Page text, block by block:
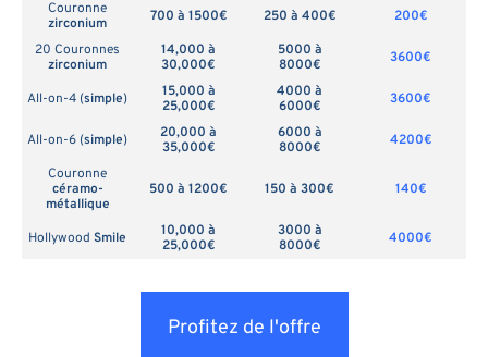
Couronne
zirconium
700 à 1500€ 250 à 400€
200€
20 Couronnes
zirconium
14,000 à
30,000€
5000 à
8000€
3600€
All-on-4 (simple)
15,000 à
25,000€
4000 à
6000€
3600€
All-on-6 (simple)
20,000 à
35,000€
6000 à
8000€
4200€
Couronne
céramo-
métallique
500 à 1200€ 150 à 300€ 140€
Hollywood Smile
10,000 à
25,000€
3000 à
8000€
4000€
Profitez de l'offre